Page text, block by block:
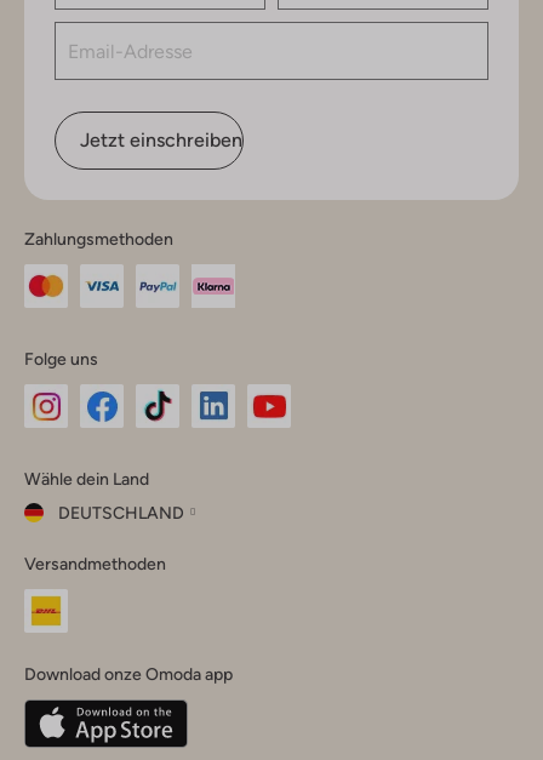
Jetzt einschreiben
Zahlungsmethoden
Folge uns
Instagram
Facebook
TikTok
Wähle dein Land
DEUTSCHLAND
dein
Land
Belgique(Français)
Deutschland
Versandmethoden
Download onze Omoda app